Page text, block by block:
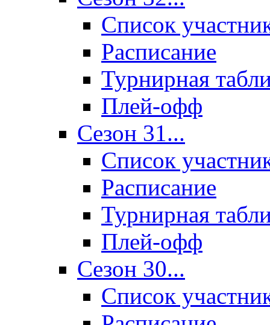
Список
Расписание
Турнирная
Плей-офф
Сезон 31...
Список
Расписание
Турнирная
Плей-офф
Сезон 30...
Список